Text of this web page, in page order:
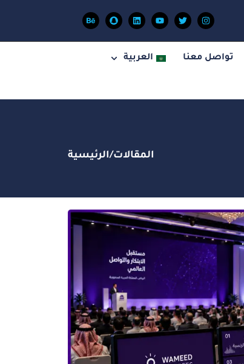
تواصل معنا العربية
الرئيسية/المقالات